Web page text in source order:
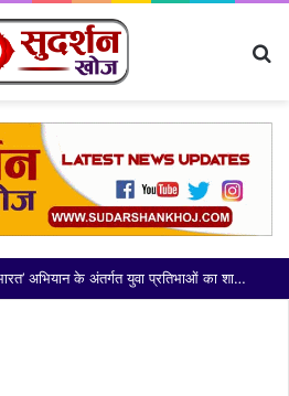
नशा मुक्त युवा फॉर विकसित भारत’ अभियान के अंतर्गत युवा प्रतिभाओं का शानदार प्रदर्शन